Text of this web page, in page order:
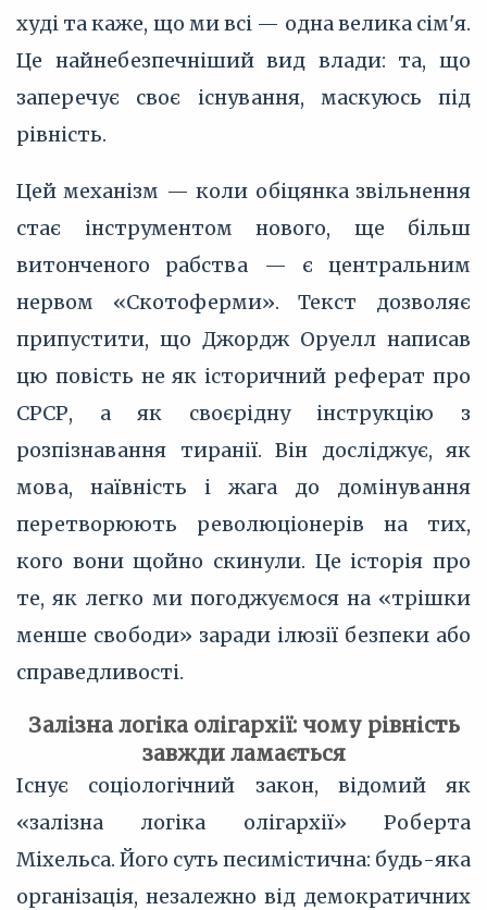
худі та каже, що ми всі — одна велика сім'я.
Це найнебезпечніший вид влади: та, що
заперечує своє існування, маскуюсь під
рівність.
Цей механізм — коли обіцянка звільнення
стає інструментом нового, ще більш
витонченого рабства — є центральним
нервом «Скотоферми». Текст дозволяє
припустити, що Джордж Оруелл написав
цю повість не як історичний реферат про
СРСР, а як своєрідну інструкцію з
розпізнавання тиранії. Він досліджує, як
мова, наївність і жага до домінування
перетворюють революціонерів на тих,
кого вони щойно скинули. Це історія про
те, як легко ми погоджуємося на «трішки
менше свободи» заради ілюзії безпеки або
справедливості.
Залізна логіка олігархії: чому рівність
завжди ламається
Існує соціологічний закон, відомий як
«залізна логіка олігархії» Роберта
Міхельса. Його суть песимістична: будь-яка
організація, незалежно від демократичних